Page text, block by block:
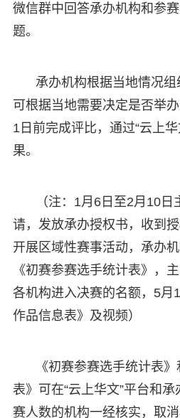
微信群中回答承办机构和参
题。
承办机构根据当地情况
可根据当地需要决定是否举
1日前完成评比，通过“云上
果。
（注：1月6日至2月10
请，发放承办授权书，收到
开展区域性赛事活动，承办
《初赛参赛选手统计表》，
各机构进入决赛的名额，5月
作品信息表》及视频）
《初赛参赛选手统计表
表》可在“云上华文”平台和
赛人数的机构一经核实，取消